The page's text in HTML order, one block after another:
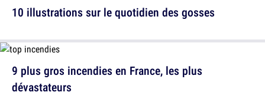
9 plus gros incendies en France, les plus
dévastateurs
10 illustrations sur le quotidien des gosses